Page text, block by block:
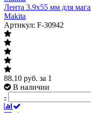
Лента 3.9x55 мм для
Makita
Артикул: F-30942
88.10 руб. за 1
В наличии
-